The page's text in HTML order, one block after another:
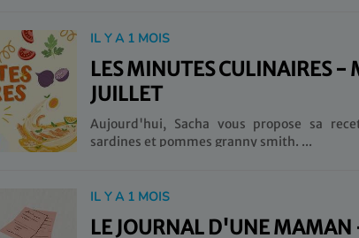
IL Y A 1 MOIS
LES MINUTES CULINAIRES -
JUILLET
Aujourd'hui, Sacha vous propose sa
sardines et pommes granny smith. ...
IL Y A 1 MOIS
LE JOURNAL D'UNE MAMAN